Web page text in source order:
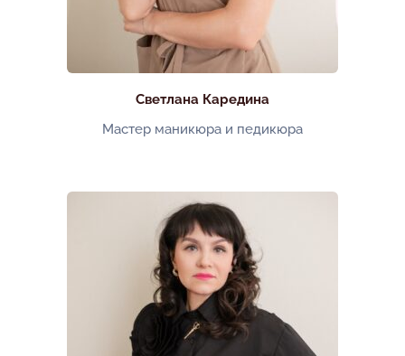
Светлана Каредина
Мастер маникюра и педикюра